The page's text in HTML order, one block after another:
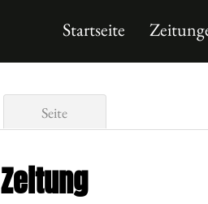
Startseite
Seite
Zeitung